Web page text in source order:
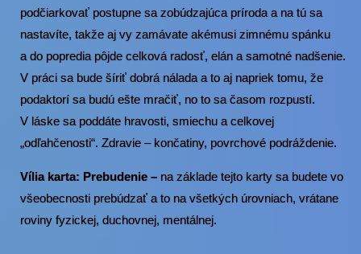
podčiarkovať postupne sa zobúdzajúca príroda a na tú sa
nastavíte, takže aj vy zamávate akémusi zimnému spánku
a do popredia pôjde celková radosť, elán a samotné nadšenie.
V práci sa bude šíriť dobrá nálada a to aj napriek tomu, že
podaktorí sa budú ešte mračiť, no to sa časom rozpustí.
V láske sa poddáte hravosti, smiechu a celkovej
„odľahčenosti“. Zdravie – končatiny, povrchové podráždenie.
Vília karta: Prebudenie – na základe tejto karty sa budete vo
všeobecnosti prebúdzať a to na všetkých úrovniach, vrátane
roviny fyzickej, duchovnej, mentálnej.